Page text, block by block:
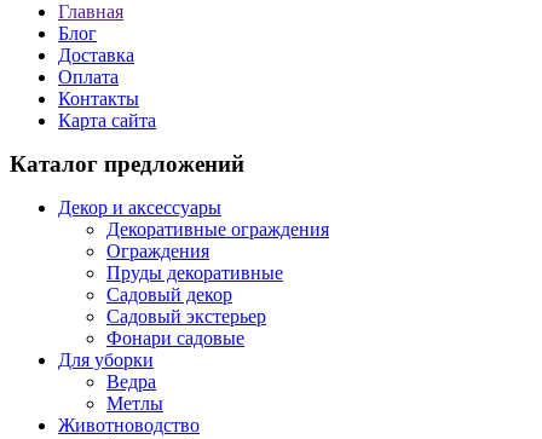
Главная
Блог
Доставка
Оплата
Контакты
Карта сайта
Каталог предложений
Декор и аксессуары
Декоративные ограждения
Ограждения
Пруды декоративные
Садовый декор
Садовый экстерьер
Фонари садовые
Для уборки
Ведра
Метлы
Животноводство